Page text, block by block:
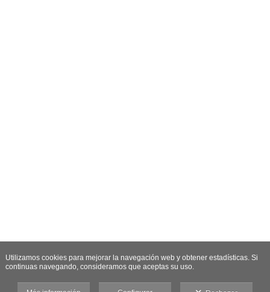
Utilizamos cookies para mejorar la navegación web y obtener estadísticas. Si
continuas navegando, consideramos que aceptas su uso.